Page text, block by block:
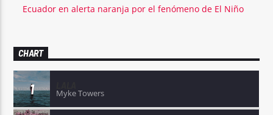
Ecuador en alerta naranja por el fenómeno de El Niño
CHART
1 Myke Towers